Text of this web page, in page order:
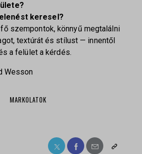
keresel?
fő szempontok, könnyű megtalálni
textúrát és stílust — innentől
a felület a kérdés.
Wesson
MARKOLATOK